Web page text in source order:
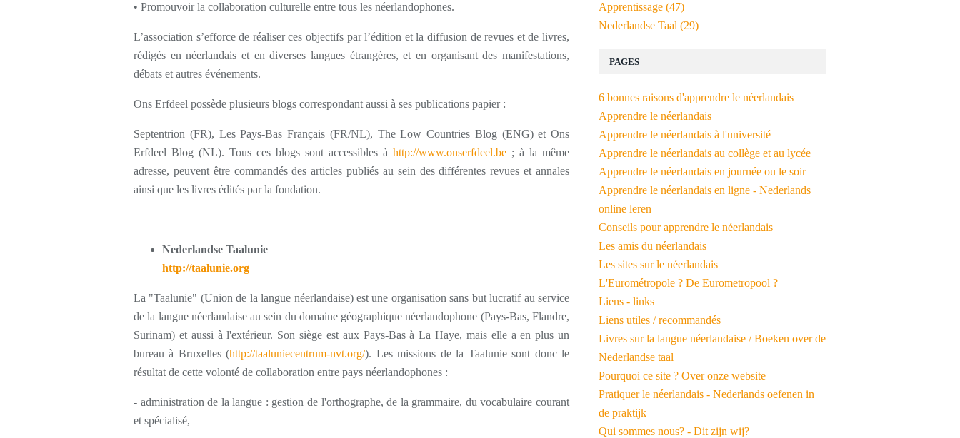
• Promouvoir la collaboration culturelle entre tous les néerlandophones.
L’association s’efforce de réaliser ces objectifs par l’édition et la diffusion de revues et de livres,
rédigés en néerlandais et en diverses langues étrangères, et en organisant des manifestations,
débats et autres événements.
Ons Erfdeel possède plusieurs blogs correspondant aussi à ses publications papier :
Septentrion (FR), Les Pays-Bas Français (FR/NL), The Low Countries Blog (ENG) et Ons
Erfdeel Blog (NL). Tous ces blogs sont accessibles à http://www.onserfdeel.be ; à la même
adresse, peuvent être commandés des articles publiés au sein des différentes revues et annales
ainsi que les livres édités par la fondation.
Nederlandse Taalunie
http://taalunie.org
La "Taalunie" (Union de la langue néerlandaise) est une organisation sans but lucratif au service
de la langue néerlandaise au sein du domaine géographique néerlandophone (Pays-Bas, Flandre,
Surinam) et aussi à l'extérieur. Son siège est aux Pays-Bas à La Haye, mais elle a en plus un
bureau à Bruxelles (http://taaluniecentrum-nvt.org/). Les missions de la Taalunie sont donc le
résultat de cette volonté de collaboration entre pays néerlandophones :
- administration de la langue : gestion de l'orthographe, de la grammaire, du vocabulaire courant
et spécialisé,
PAGES
6 bonnes raisons d'apprendre le néerlandais
Apprendre le néerlandais
Apprendre le néerlandais à l'université
Apprendre le néerlandais au collège et au lycée
Apprendre le néerlandais en journée ou le soir
Apprendre le néerlandais en ligne - Nederlands
online leren
Conseils pour apprendre le néerlandais
Les amis du néerlandais
Les sites sur le néerlandais
L'Eurométropole ? De Eurometropool ?
Liens - links
Liens utiles / recommandés
Livres sur la langue néerlandaise / Boeken over de
Nederlandse taal
Pourquoi ce site ? Over onze website
Pratiquer le néerlandais - Nederlands oefenen in
de praktijk
Qui sommes nous? - Dit zijn wij?
Apprentissage (47)
Nederlandse Taal (29)